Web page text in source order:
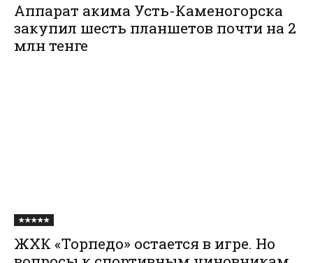
Аппарат акима Усть-Каменогорска
закупил шесть планшетов почти на 2
млн тенге
★★★★★
ЖХК «Торпедо» остается в игре. Но